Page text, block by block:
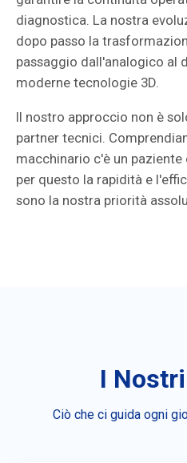
diagnostica. La nostra
dopo passo la
passaggio dall'analogico al
moderne tecnologie 3D.
Il nostro approccio non è
partner tecnici.
macchinario c'è un
per questo la rapidità e
sono la nostra priorità
I
Ciò che ci guida ogni